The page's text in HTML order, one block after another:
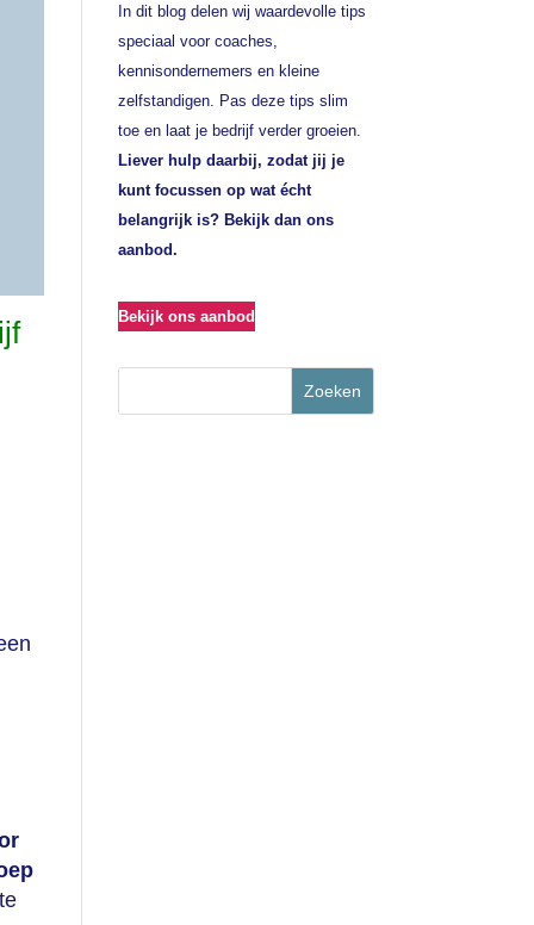
In dit blog delen wij waardevolle tips
speciaal voor coaches,
kennisondernemers en kleine
zelfstandigen. Pas deze tips slim
toe en laat je bedrijf verder groeien.
Liever hulp daarbij, zodat jij je
kunt focussen op wat écht
belangrijk is? Bekijk dan ons
aanbod.
Bekijk ons aanbod
Zoeken